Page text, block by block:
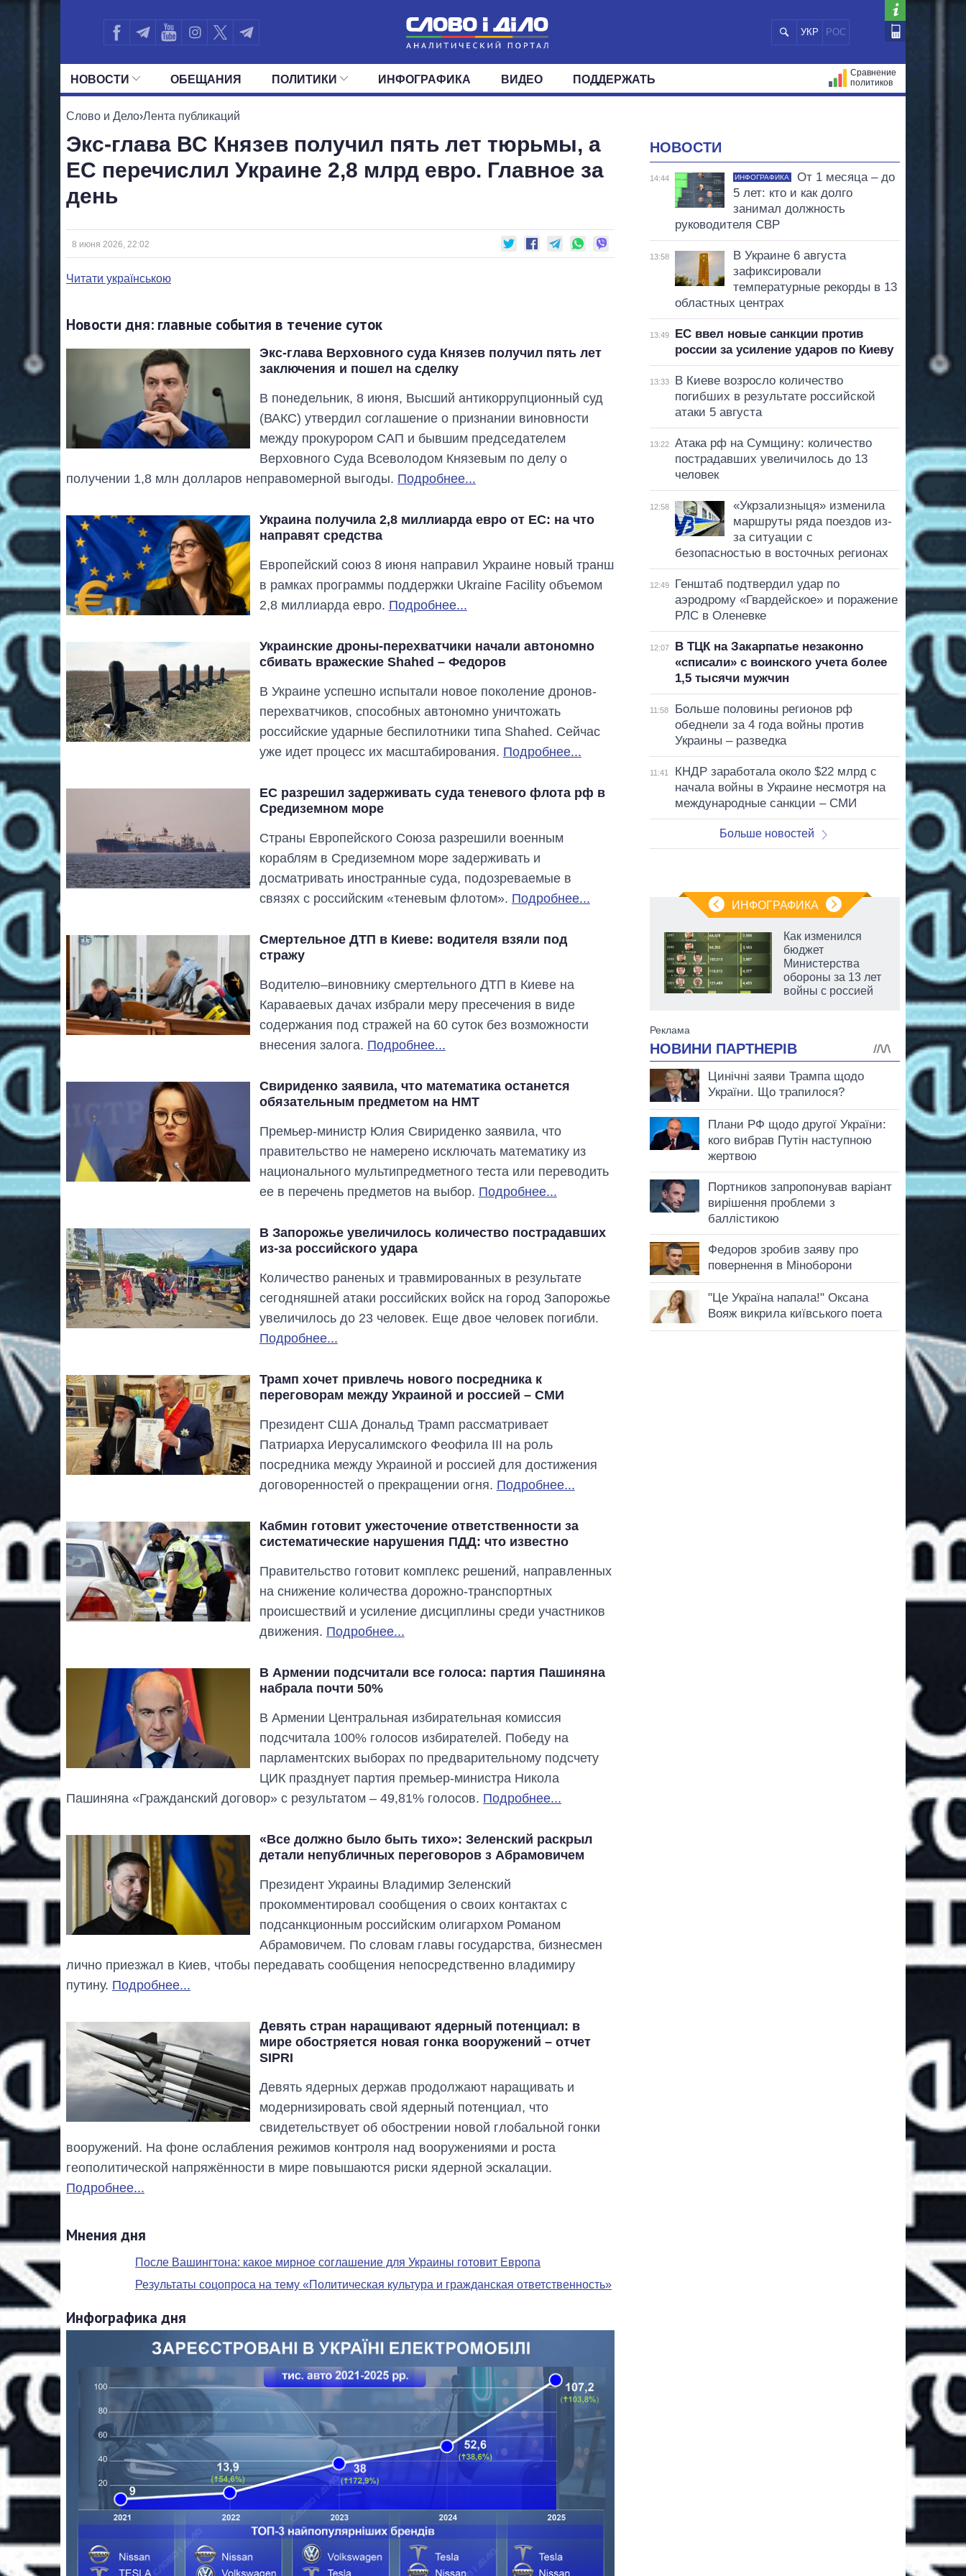
УКР РОС
НОВОСТИ
ПОЛИТИКА ЭКОНОМИКА ОБЩЕСТВО МИР
ОБЕЩАНИЯ ПОЛИТИКИ
ВСЕ ПОЛИТИКИ
ДЕПУТАТЫ КОМИТЕТЫ ФРАКЦИИ ОКРУГА
ИНФОГРАФИКА ВИДЕО ПОДДЕРЖАТЬ
Сравнение
политиков
Слово и Дело›Лента публикаций
Экс-глава ВС Князев получил пять лет тюрьмы, а
ЕС перечислил Украине 2,8 млрд евро. Главное за
день
8 июня 2026, 22:02
Читати українською
Новости дня: главные события в течение суток
Экс-глава Верховного суда Князев получил пять лет
заключения и пошел на сделку
В понедельник, 8 июня, Высший антикоррупционный суд
(ВАКС) утвердил соглашение о признании виновности
между прокурором САП и бывшим председателем
Верховного Суда Всеволодом Князевым по делу о
получении 1,8 млн долларов неправомерной выгоды. Подробнее...
Украина получила 2,8 миллиарда евро от ЕС: на что
направят средства
Европейский союз 8 июня направил Украине новый транш
в рамках программы поддержки Ukraine Facility объемом
2,8 миллиарда евро. Подробнее...
Украинские дроны-перехватчики начали автономно
сбивать вражеские Shahed – Федоров
В Украине успешно испытали новое поколение дронов-
перехватчиков, способных автономно уничтожать
российские ударные беспилотники типа Shahed. Сейчас
уже идет процесс их масштабирования. Подробнее...
ЕС разрешил задерживать суда теневого флота рф в
Средиземном море
Страны Европейского Союза разрешили военным
кораблям в Средиземном море задерживать и
досматривать иностранные суда, подозреваемые в
связях с российским «теневым флотом». Подробнее...
Смертельное ДТП в Киеве: водителя взяли под
стражу
Водителю–виновнику смертельного ДТП в Киеве на
Караваевых дачах избрали меру пресечения в виде
содержания под стражей на 60 суток без возможности
внесения залога. Подробнее...
Свириденко заявила, что математика останется
обязательным предметом на НМТ
Премьер-министр Юлия Свириденко заявила, что
правительство не намерено исключать математику из
национального мультипредметного теста или переводить
ее в перечень предметов на выбор. Подробнее...
В Запорожье увеличилось количество пострадавших
из-за российского удара
Количество раненых и травмированных в результате
сегодняшней атаки российских войск на город Запорожье
увеличилось до 23 человек. Еще двое человек погибли.
Подробнее...
Трамп хочет привлечь нового посредника к
переговорам между Украиной и россией – СМИ
Президент США Дональд Трамп рассматривает
Патриарха Иерусалимского Феофила III на роль
посредника между Украиной и россией для достижения
договоренностей о прекращении огня. Подробнее...
Кабмин готовит ужесточение ответственности за
систематические нарушения ПДД: что известно
Правительство готовит комплекс решений, направленных
на снижение количества дорожно-транспортных
происшествий и усиление дисциплины среди участников
движения. Подробнее...
В Армении подсчитали все голоса: партия Пашиняна
набрала почти 50%
В Армении Центральная избирательная комиссия
подсчитала 100% голосов избирателей. Победу на
парламентских выборах по предварительному подсчету
ЦИК празднует партия премьер-министра Никола
Пашиняна «Гражданский договор» с результатом – 49,81% голосов. Подробнее...
«Все должно было быть тихо»: Зеленский раскрыл
детали непубличных переговоров з Абрамовичем
Президент Украины Владимир Зеленский
прокомментировал сообщения о своих контактах с
подсанкционным российским олигархом Романом
Абрамовичем. По словам главы государства, бизнесмен
лично приезжал в Киев, чтобы передавать сообщения непосредственно владимиру
путину. Подробнее...
Девять стран наращивают ядерный потенциал: в
мире обостряется новая гонка вооружений – отчет
SIPRI
Девять ядерных держав продолжают наращивать и
модернизировать свой ядерный потенциал, что
свидетельствует об обострении новой глобальной гонки
вооружений. На фоне ослабления режимов контроля над вооружениями и роста
геополитической напряжённости в мире повышаются риски ядерной эскалации.
Подробнее...
Мнения дня
После Вашингтона: какое мирное соглашение для Украины готовит Европа
Результаты соцопроса на тему «Политическая культура и гражданская ответственность»
Инфографика дня
НОВОСТИ
14:44 ИНФОГРАФИКА
От 1 месяца – до
5 лет: кто и как долго
занимал должность
руководителя СВР
13:58
В Украине 6 августа
зафиксировали
температурные рекорды в 13
областных центрах
13:49
ЕС ввел новые санкции против
россии за усиление ударов по Киеву
13:33
В Киеве возросло количество
погибших в результате российской
атаки 5 августа
13:22
Атака рф на Сумщину: количество
пострадавших увеличилось до 13
человек
12:58
«Укрзализныця» изменила
маршруты ряда поездов из-
за ситуации с
безопасностью в восточных регионах
12:49
Генштаб подтвердил удар по
аэродрому «Гвардейское» и поражение
РЛС в Оленевке
12:07
В ТЦК на Закарпатье незаконно
«списали» с воинского учета более
1,5 тысячи мужчин
11:58
Больше половины регионов рф
обеднели за 4 года войны против
Украины – разведка
11:41
КНДР заработала около $22 млрд с
начала войны в Украине несмотря на
международные санкции – СМИ
Больше новостей
ИНФОГРАФИКА
Сколько
картофеля
время большой
войны
Как изменился
бюджет
Министерства
обороны за 13 лет
войны с россией